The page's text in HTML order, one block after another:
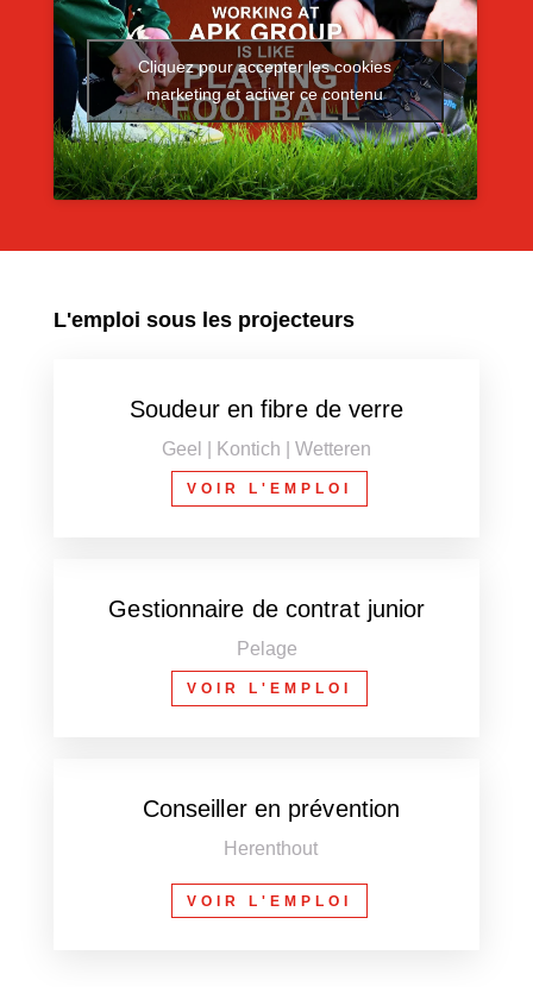
Cliquez pour accepter les cookies
marketing et activer ce contenu
L'emploi sous les projecteurs
Soudeur en fibre de verre
Geel | Kontich | Wetteren
VOIR L'EMPLOI
Gestionnaire de contrat junior
Pelage
VOIR L'EMPLOI
Conseiller en prévention
Herenthout
VOIR L'EMPLOI